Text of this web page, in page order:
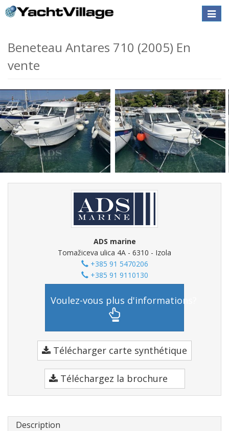
Toggle
Beneteau Antares 710 (2005) En
vente
ADS marine
Tomažiceva ulica 4A - 6310 - Izola
+385 91 5470206
+385 91 9110130
Voulez-vous plus d'informations?
Télécharger carte synthétique
Téléchargez la brochure
Description